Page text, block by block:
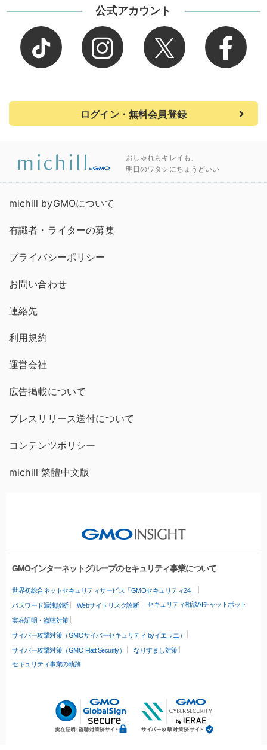
公式アカウント
ログイン・無料会員登録
おしゃれもキレイも、
明日のワタシにちょうどいい
michill byGMOについて
有識者・ライターの募集
プライバシーポリシー
お問い合わせ
連絡先
利用規約
運営会社
広告掲載について
プレスリリース送付について
コンテンツポリシー
michill 繁體中文版
GMOインターネットグループのセキュリティ事業について
世界初総合ネットセキュリティサービス「GMOセキュリティ24」
パスワード漏洩診断 Webサイトリスク診断 セキュリティ相談AIチャットボット
実在証明・盗聴対策
サイバー攻撃対策（GMOサイバーセキュリティ byイエラエ）
サイバー攻撃対策（GMO Flatt Security）
なりすまし対策
セキュリティ事業の軌跡